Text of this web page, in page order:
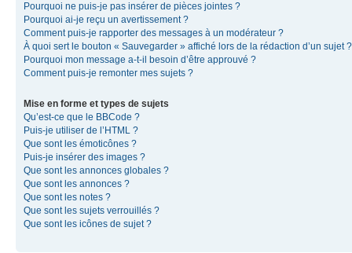
Pourquoi ne puis-je pas insérer de pièces jointes ?
Pourquoi ai-je reçu un avertissement ?
Comment puis-je rapporter des messages à un modérateur ?
À quoi sert le bouton « Sauvegarder » affiché lors de la rédaction d’un sujet ?
Pourquoi mon message a-t-il besoin d’être approuvé ?
Comment puis-je remonter mes sujets ?
Mise en forme et types de sujets
Qu’est-ce que le BBCode ?
Puis-je utiliser de l’HTML ?
Que sont les émoticônes ?
Puis-je insérer des images ?
Que sont les annonces globales ?
Que sont les annonces ?
Que sont les notes ?
Que sont les sujets verrouillés ?
Que sont les icônes de sujet ?